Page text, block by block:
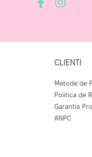
CLIENTI
Metode de
Politica de
Garantia
ANPC